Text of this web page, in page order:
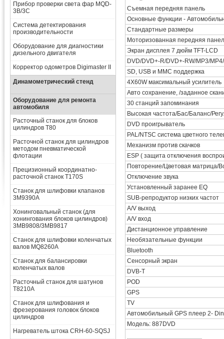
Прибор проверки света фар MQD-
3B/3C
Система детектирования
производительности
Оборудование для диагностики
дизельного двигателя
Корректор одометров Digimaster II
Динамометрический стенд
Оборудование для ремонта
автомобиля
Расточный станок для блоков
цилиндров T80
Расточной станок для цилиндров
методом пневматической
флотации
Прецизионный координатно-
расточной станок T170S
Станок для шлифовки клапанов
3M9390A
Хонинговальный станок (для
хонингования блоков цилиндров)
3MB9808/3MB9817
Станок для шлифовки коленчатых
валов MQ8260A
Станок для балансировки
коленчатых валов
Расточный станок для шатунов
T8210A
Станок для шлифования и
фрезерования головок блоков
цилиндров
Нагреватель штока CRH-60-SQSJ
Съемная передняя панель
Основные функции -
Стандартные размеры
Моторизованная передняя
Экран дисплея 7 дюйм TFT-LCD
DVD/DVD+-R/DVD+-RW/MP3/
SD, USB и MMC поддержка
4X60W максимальный усилитель
Авто сохранение, /заданное
30 станций запоминания
Высокая частота/Бас/Баланс/
DVD проигрыватель
PAL/NTSC система цветного
Механизм против скачков
ESP ( защита отключения
Повторение/Цветовая матрица/
Отключение звука
Установленный заранее EQ
SUB-репродуктор низких частот
A/V выход
A/V вход
Дистанционное управление
Необязательные функции
Bluetooth
Сенсорный экран
DVB-T
POD
GPS
TV
Автомобильный GPS плеер 2-
Модель: 887DVD